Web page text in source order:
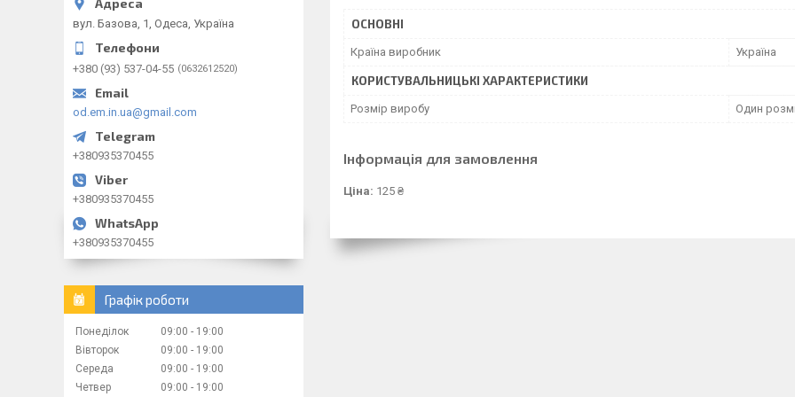
ОСНОВНІ
Країна виробник Україна
КОРИСТУВАЛЬНИЦЬКІ ХАРАКТЕРИСТИКИ
Розмір виробу Один
Інформація для замовлення
Ціна: 125 ₴
вул. Базова, 1, Одеса, Україна
+380 (93) 537-04-55 0632612520
od.em.in.ua@gmail.com
+380935370455
+380935370455
+380935370455
Графік роботи
Понеділок 09:00
19:00
Вівторок
09:00
19:00
Середа
09:00
19:00
Четвер
09:00 19:00